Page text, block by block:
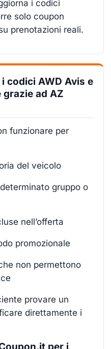
i codici
solo coupon
prenotazioni reali.
codici AWD Avis e
ad AZ
funzionare per
del veicolo
gruppo o
nell’offerta
promozionale
non permettono
provare un
direttamente i